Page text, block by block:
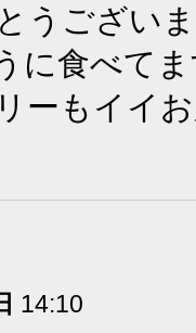
うござい
に食べて
ーもイイ
14:10